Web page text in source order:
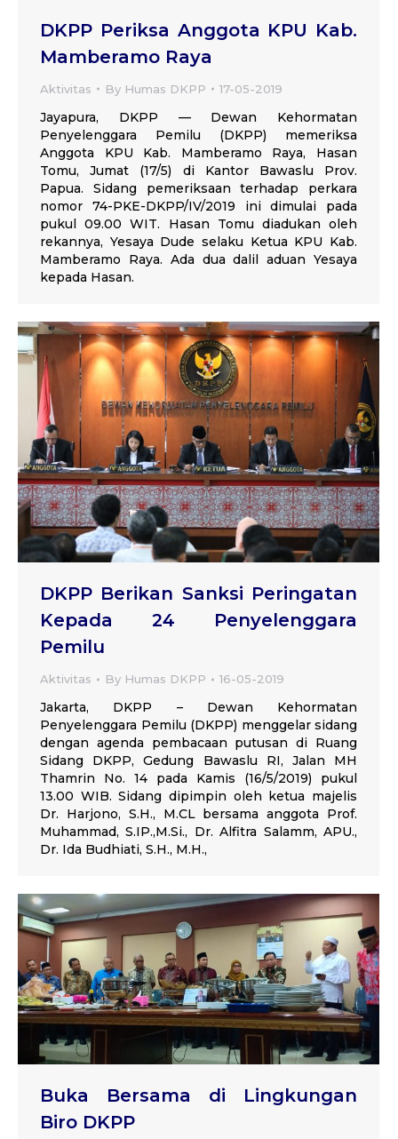
DKPP Periksa Anggota KPU Kab.
Mamberamo Raya
Aktivitas By Humas DKPP 17-05-2019
Jayapura, DKPP — Dewan Kehormatan
Penyelenggara Pemilu (DKPP) memeriksa
Anggota KPU Kab. Mamberamo Raya, Hasan
Tomu, Jumat (17/5) di Kantor Bawaslu Prov.
Papua. Sidang pemeriksaan terhadap perkara
nomor 74-PKE-DKPP/IV/2019 ini dimulai pada
pukul 09.00 WIT. Hasan Tomu diadukan oleh
rekannya, Yesaya Dude selaku Ketua KPU Kab.
Mamberamo Raya. Ada dua dalil aduan Yesaya
kepada Hasan.
DKPP Berikan Sanksi Peringatan
Kepada 24 Penyelenggara
Pemilu
Aktivitas By Humas DKPP 16-05-2019
Jakarta, DKPP – Dewan Kehormatan
Penyelenggara Pemilu (DKPP) menggelar sidang
dengan agenda pembacaan putusan di Ruang
Sidang DKPP, Gedung Bawaslu RI, Jalan MH
Thamrin No. 14 pada Kamis (16/5/2019) pukul
13.00 WIB. Sidang dipimpin oleh ketua majelis
Dr. Harjono, S.H., M.CL bersama anggota Prof.
Muhammad, S.IP.,M.Si., Dr. Alfitra Salamm, APU.,
Dr. Ida Budhiati, S.H., M.H.,
Buka Bersama di Lingkungan
Biro DKPP